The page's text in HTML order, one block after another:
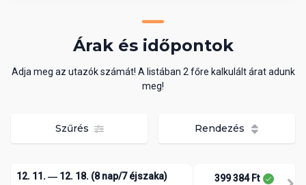
Árak és időpontok
Adja meg az utazók számát! A listában 2 főre kalkulált árat adunk
meg!
Szűrés Rendezés
12. 11. ― 12. 18. (8 nap/7 éjszaka) 399 384 Ft